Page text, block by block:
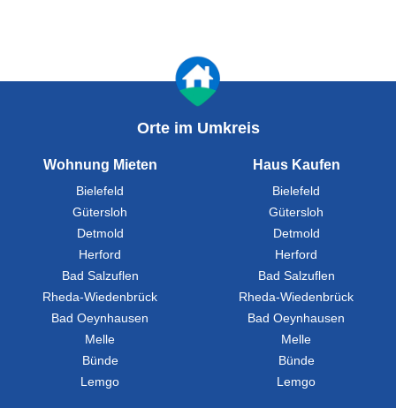
Orte im Umkreis
Wohnung Mieten
Bielefeld
Gütersloh
Detmold
Herford
Bad Salzuflen
Rheda-Wiedenbrück
Bad Oeynhausen
Melle
Bünde
Lemgo
Haus Kaufen
Bielefeld
Gütersloh
Detmold
Herford
Bad Salzuflen
Rheda-Wiedenbrück
Bad Oeynhausen
Melle
Bünde
Lemgo